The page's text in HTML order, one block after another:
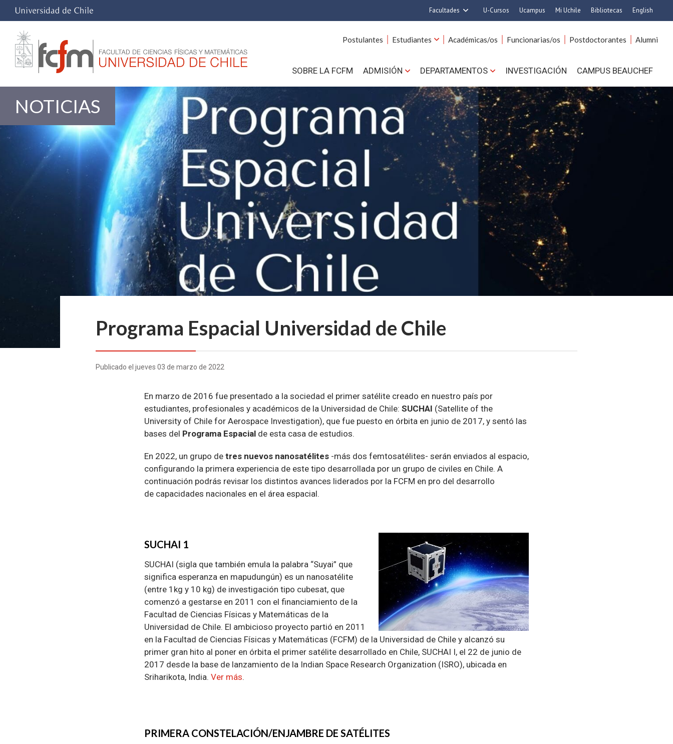
Facultades
Ciencias
Cs. Agronómicas
Cs. Veterinarias y Pecuarias
Comunicación e Imagen
Derecho
Economía y Negocios
Filosofía y Humanidades
Medicina
Estudios Avanzados en Educación
Nutrición y Tecnología de
Alimentos
U-Cursos Ucampus Mi Uchile Bibliotecas English
Postulantes Estudiantes Académicas/os Funcionarias/os Postdoctorantes Alumni
SOBRE LA FCFM ADMISIÓN DEPARTAMENTOS INVESTIGACIÓN CAMPUS BEAUCHEF
NOTICIAS
Programa Espacial Universidad de Chile
Publicado el jueves 03 de marzo de 2022
En marzo de 2016 fue presentado a la sociedad el primer satélite creado en nuestro país por
estudiantes, profesionales y académicos de la Universidad de Chile: SUCHAI (Satellite of the
University of Chile for Aerospace Investigation), que fue puesto en órbita en junio de 2017, y sentó las
bases del Programa Espacial de esta casa de estudios.
En 2022, un grupo de tres nuevos nanosatélites -más dos femtosatélites- serán enviados al espacio,
configurando la primera experiencia de este tipo desarrollada por un grupo de civiles en Chile. A
continuación podrás revisar los distintos avances liderados por la FCFM en pro del desarrollo
de capacidades nacionales en el área espacial.
SUCHAI 1
SUCHAI (sigla que también emula la palabra “Suyai” que
significa esperanza en mapudungún) es un nanosatélite
(entre 1kg y 10 kg) de investigación tipo cubesat, que
comenzó a gestarse en 2011 con el financiamiento de la
Facultad de Ciencias Físicas y Matemáticas de la
Universidad de Chile. El ambicioso proyecto partió en 2011
en la Facultad de Ciencias Físicas y Matemáticas (FCFM) de la Universidad de Chile y alcanzó su
primer gran hito al poner en órbita el primer satélite desarrollado en Chile, SUCHAI I, el 22 de junio de
2017 desde la base de lanzamiento de la Indian Space Research Organization (ISRO), ubicada en
Sriharikota, India. Ver más.
PRIMERA CONSTELACIÓN/ENJAMBRE DE SATÉLITES